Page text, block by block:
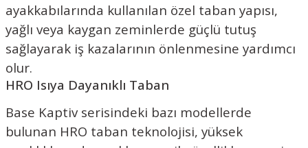
ayakkabılarında kullanılan özel taban yapısı,
yağlı veya kaygan zeminlerde güçlü tutuş
sağlayarak iş kazalarının önlenmesine yardımcı
olur.
HRO Isıya Dayanıklı Taban
Base Kaptiv serisindeki bazı modellerde
bulunan HRO taban teknolojisi, yüksek